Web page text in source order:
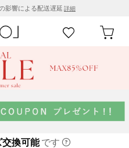
影響による配送遅延 詳細
交換可能です